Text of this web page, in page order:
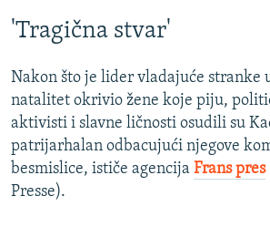
'Tragična stvar'
Nakon što je lider vladajuće stranke
natalitet okrivio žene koje piju,
aktivisti i slavne ličnosti osudili su
patrijarhalan odbacujući njegove
besmislice, ističe agencija Frans pres
Presse).